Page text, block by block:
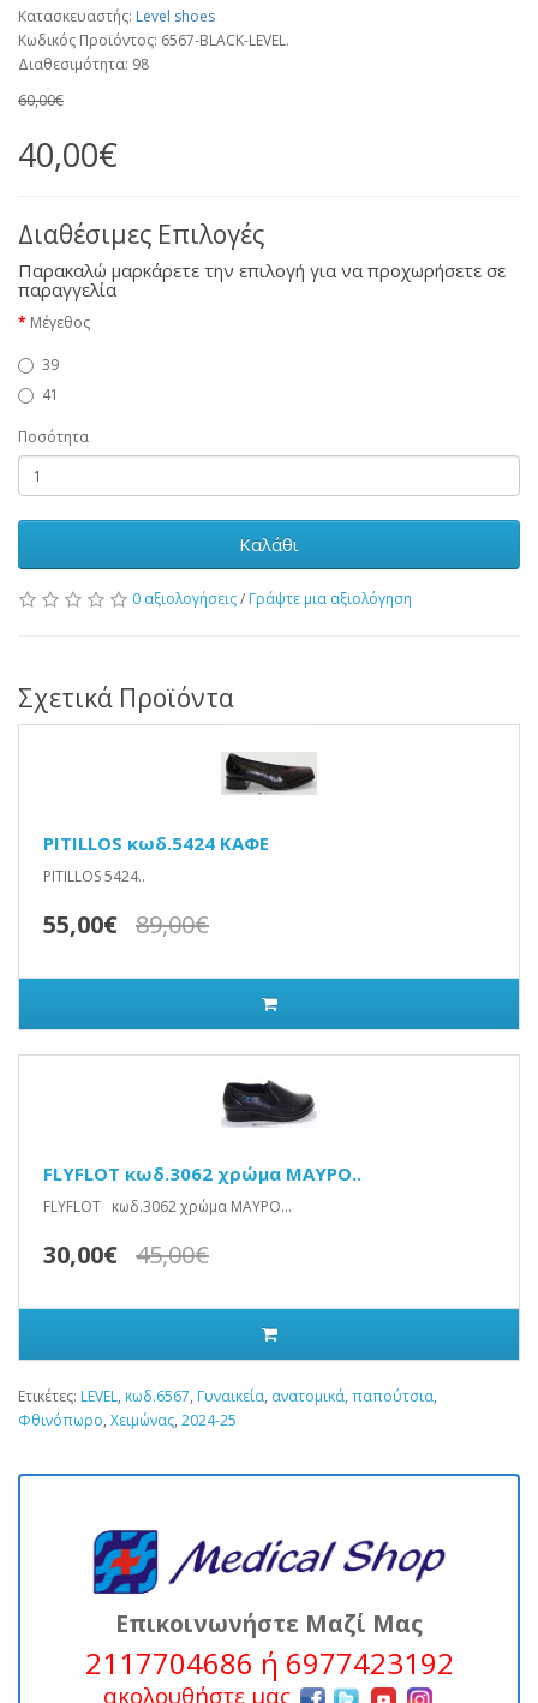
Κατασκευαστής: Level shoes
Κωδικός Προϊόντος: 6567-BLACK-LEVEL.
Διαθεσιμότητα: 98
60,00€
40,00€
Διαθέσιμες Επιλογές
Παρακαλώ μαρκάρετε την επιλογή για να προχωρήσετε σε
παραγγελία
Μέγεθος
39
41
Ποσότητα
Καλάθι
0 αξιολογήσεις/ Γράψτε μια αξιολόγηση
Σχετικά Προϊόντα
PITILLOS κωδ.5424 ΚΑΦΕ
PITILLOS 5424..
55,00€ 89,00€
FLYFLOT κωδ.3062 χρώμα ΜΑΥΡΟ..
FLYFLOT κωδ.3062 χρώμα ΜΑΥΡΟ...
30,00€ 45,00€
Ετικέτες: LEVEL, κωδ.6567, Γυναικεία, ανατομικά, παπούτσια,
Φθινόπωρο, Χειμώνας, 2024-25
Επικοινωνήστε Μαζί Μας
2117704686 ή 6977423192
ακολουθήστε μας